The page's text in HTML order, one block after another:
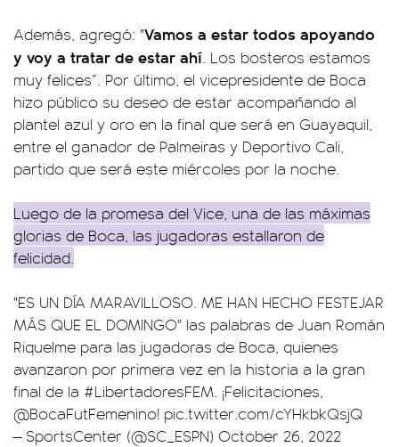
Además, agregó: "Vamos a estar todos apoyando
y voy a tratar de estar ahí. Los bosteros estamos
muy felices”. Por último, el vicepresidente de Boca
hizo público su deseo de estar acompañando al
plantel azul y oro en la final que será en Guayaquil,
entre el ganador de Palmeiras y Deportivo Cali,
partido que será este miércoles por la noche.
Luego de la promesa del Vice, una de las máximas
glorias de Boca, las jugadoras estallaron de
felicidad.
"ES UN DÍA MARAVILLOSO. ME HAN HECHO FESTEJAR
MÁS QUE EL DOMINGO" las palabras de Juan Román
Riquelme para las jugadoras de Boca, quienes
avanzaron por primera vez en la historia a la gran
final de la #LibertadoresFEM. ¡Felicitaciones,
@BocaFutFemenino! pic.twitter.com/cYHkbkQsjQ
— SportsCenter (@SC_ESPN) October 26, 2022